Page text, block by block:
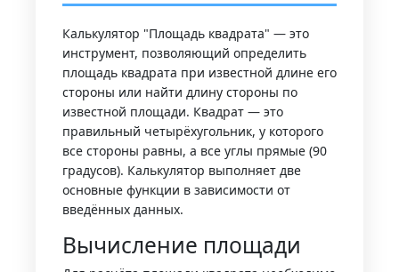
Калькулятор "Площадь квадрата" — это
инструмент, позволяющий определить
площадь квадрата при известной длине его
стороны или найти длину стороны по
известной площади. Квадрат — это
правильный четырёхугольник, у которого
все стороны равны, а все углы прямые (90
градусов). Калькулятор выполняет две
основные функции в зависимости от
введённых данных.
Вычисление площади